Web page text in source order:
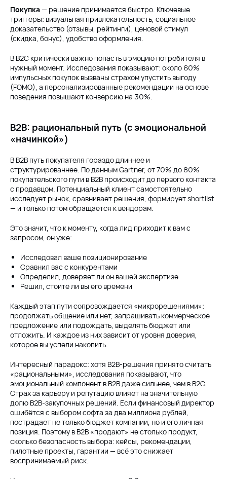
Покупка— решение принимается быстро. Ключевые
триггеры: визуальная привлекательность, социальное
доказательство (отзывы, рейтинги), ценовой стимул
(скидка, бонус), удобство оформления.
В B2C критически важно попасть в эмоцию потребителя в
нужный момент. Исследования показывают: около 60%
импульсных покупок вызваны страхом упустить выгоду
(FOMO), а персонализированные рекомендации на основе
поведения повышают конверсию на 30%.
B2B: рациональный путь (с эмоциональной
«начинкой»)
В B2B путь покупателя гораздо длиннее и
структурированнее. По данным Gartner, от 70% до 80%
покупательского пути в B2B происходит до первого контакта
с продавцом. Потенциальный клиент самостоятельно
исследует рынок, сравнивает решения, формирует shortlist
— и только потом обращается к вендорам.
Это значит, что к моменту, когда лид приходит к вам с
запросом, он уже:
Исследовал ваше позиционирование
Сравнил вас с конкурентами
Определил, доверяет ли он вашей экспертизе
Решил, стоите ли вы его времени
Каждый этап пути сопровождается «микрорешениями»:
продолжать общение или нет, запрашивать коммерческое
предложение или подождать, выделять бюджет или
отложить. И каждое из них зависит от уровня доверия,
которое вы успели накопить.
Интересный парадокс: хотя B2B-решения принято считать
«рациональными», исследования показывают, что
эмоциональный компонент в B2B даже сильнее, чем в B2C.
Страх за карьеру и репутацию влияет на значительную
долю B2B-закупочных решений. Если финансовый директор
ошибётся с выбором софта за два миллиона рублей,
пострадает не только бюджет компании, но и его личная
позиция. Поэтому в B2B «продают» не столько продукт,
сколько безопасность выбора: кейсы, рекомендации,
пилотные проекты, гарантии — всё это снижает
воспринимаемый риск.